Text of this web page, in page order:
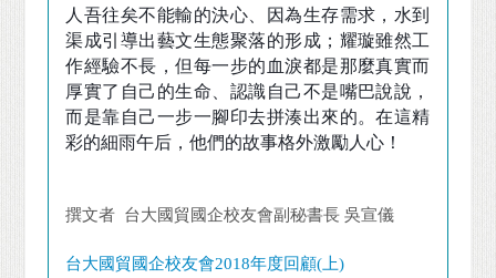
人吾往矣不能輸的決心、因為生存需求，水到
渠成引導出藝文生態聚落的形成；耀璇雖然工
作經驗不長，但每一步的血淚都是那麼真實而
厚實了自己的生命、認識自己不是嘴巴說說，
而是靠自己一步一腳印去拼湊出來的。在這精
彩的細雨午后，他們的故事格外激勵人心！
撰文者 台大國貿國企校友會副秘書長 吳宣儀
台大國貿國企校友會2018年度回顧(上)